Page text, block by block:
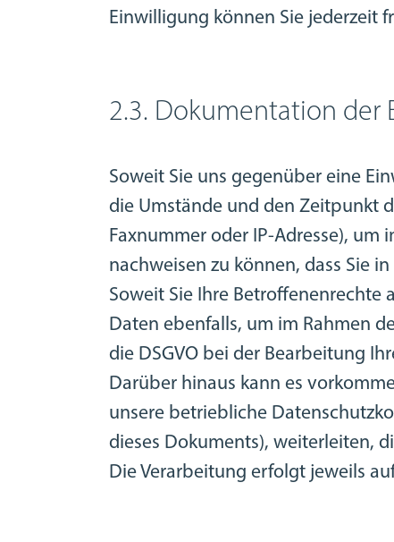
Einwilligung können Sie jederzeit
2.3. Dokumentation der
Soweit Sie uns gegenüber eine
die Umstände und den Zeitpunkt
Faxnummer oder IP-Adresse), um
nachweisen zu können, dass Sie
Soweit Sie Ihre Betroffenenrechte
Daten ebenfalls, um im Rahmen
die DSGVO bei der Bearbeitung
Darüber hinaus kann es
unsere betriebliche
dieses Dokuments), weiterleiten,
Die Verarbeitung erfolgt jeweils